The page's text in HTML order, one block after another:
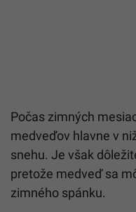
Počas zimných
medveďov hlavne v
snehu. Je však
pretože medveď sa
zimného spánku.